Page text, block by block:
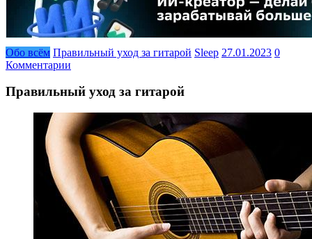
Обо всём Правильный уход за гитарой Sleep 27.01.2023 0
Комментарии
Правильный уход за гитарой